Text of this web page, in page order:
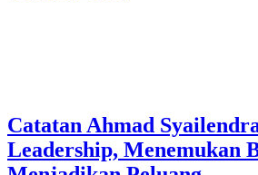
Catatan Ahmad
Leadership, Menemukan